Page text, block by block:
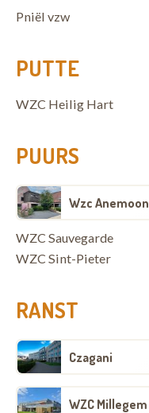
Pniël vzw
PUTTE
WZC Heilig Hart
PUURS
Wzc Anemoon
WZC Sauvegarde
WZC Sint-Pieter
RANST
Czagani
WZC Millegem